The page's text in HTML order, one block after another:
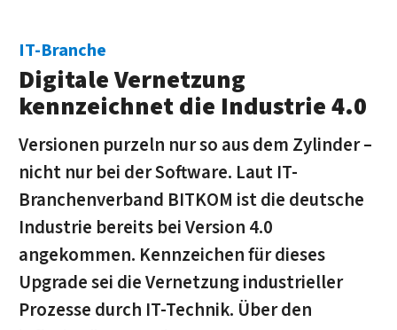
IT-Branche
Digitale Vernetzung
kennzeichnet die Industrie 4.0
Versionen purzeln nur so aus dem Zylinder –
nicht nur bei der Software. Laut IT-
Branchenverband BITKOM ist die deutsche
Industrie bereits bei Version 4.0
angekommen. Kennzeichen für dieses
Upgrade sei die Vernetzung industrieller
Prozesse durch IT-Technik. Über den